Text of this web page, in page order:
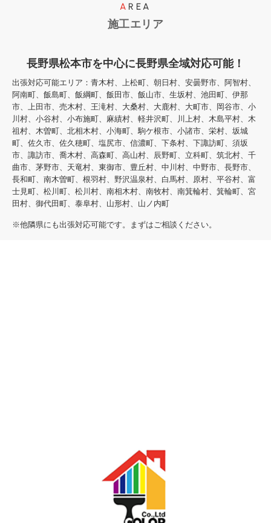
AREA
施工エリア
長野県松本市を中心に長野県全域対応可能！
出張対応可能エリア：青木村、上松町、朝日村、安曇野市、阿智村、
阿南町、飯島町、飯綱町、飯田市、飯山市、生坂村、池田町、伊那
市、上田市、売木村、王滝村、大桑村、大鹿村、大町市、岡谷市、小
川村、小谷村、小布施町、麻績村、軽井沢町、川上村、木島平村、木
祖村、木曽町、北相木村、小海町、駒ケ根市、小諸市、栄村、坂城
町、佐久市、佐久穂町、塩尻市、信濃町、下条村、下諏訪町、須坂
市、諏訪市、喬木村、高森町、高山村、辰野町、立科町、筑北村、千
曲市、茅野市、天竜村、東御市、豊丘村、中川村、中野市、長野市、
長和町、南木曽町、根羽村、野沢温泉村、白馬村、原村、平谷村、富
士見町、松川町、松川村、南相木村、南牧村、南箕輪村、箕輪町、宮
田村、御代田町、泰阜村、山形村、山ノ内町
※他隣県にも出張対応可能です。まずはご相談ください。